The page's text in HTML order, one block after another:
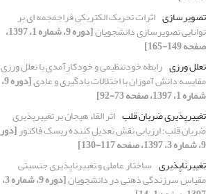
تصویرسازی اثرات تحریک الکتریکی فراجمجمه ای بر
توانایی تصویرسازی دانشجویان [دوره 9، شماره 1، 1397،
صفحه 149-165]
تعلل ورزی رابطه خودتنظیمی و خودکارآمدی با تعلل
مقایسه دانش آموزان با اختلالات یادگیری و عادی [دوره 9،
شماره 1، 1397، صفحه 73-92]
تغییرپذیری ضربان قلب اثر القاء هیجان بر تغییرپذیری
ضربان قلب؛ ارزیابی نقش تعدیل کننده ریسک فاکتور
9، شماره 3، 1397، صفحه 117-130]
تغییرناپذیری ساختار عاملی و تغییرناپذیری جنسیتی
مقیاس سرزندگی ذهنی در دانشجویان [دوره 9، شماره 3،